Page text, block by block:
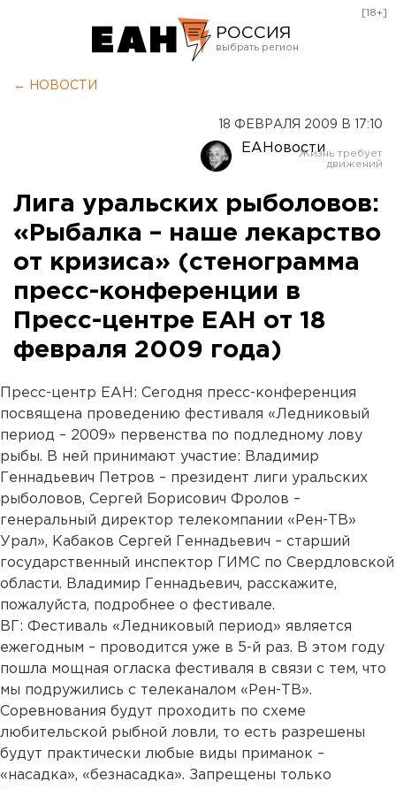
РОССИЯ
Оренбург
[18+]
← НОВОСТИ
18 ФЕВРАЛЯ 2009 В 17:10
ЕАНовости
Лига уральских рыболовов:
«Рыбалка – наше лекарство
от кризиса» (стенограмма
пресс-конференции в
Пресс-центре ЕАН от 18
февраля 2009 года)
Пресс-центр ЕАН: Сегодня пресс-конференция
посвящена проведению фестиваля «Ледниковый
период – 2009» первенства по подледному лову
рыбы. В ней принимают участие: Владимир
Геннадьевич Петров – президент лиги уральских
рыболовов, Сергей Борисович Фролов –
генеральный директор телекомпании «Рен-ТВ»
Урал», Кабаков Сергей Геннадьевич – старший
государственный инспектор ГИМС по Свердловской
области. Владимир Геннадьевич, расскажите,
пожалуйста, подробнее о фестивале.
ВГ: Фестиваль «Ледниковый период» является
ежегодным – проводится уже в 5-й раз. В этом году
пошла мощная огласка фестиваля в связи с тем, что
мы подружились с телеканалом «Рен-ТВ».
Соревнования будут проходить по схеме
любительской рыбной ловли, то есть разрешены
будут практически любые виды приманок –
«насадка», «безнасадка». Запрещены только